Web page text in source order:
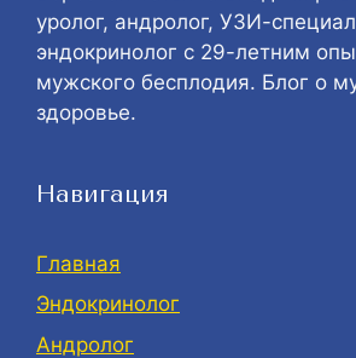
уролог, андролог, УЗИ-
эндокринолог с 29-летним
мужского бесплодия. Блог о
здоровье.
Навигация
Главная
Эндокринолог
Андролог